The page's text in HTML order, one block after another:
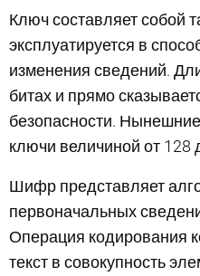
Ключ составляет собой
эксплуатируется в
изменения сведений.
битах и прямо
безопасности.
ключи величиной от 128
Шифр представляет
первоначальных
Операция кодирования
текст в совокупность